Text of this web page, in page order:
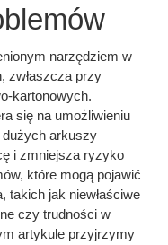
narzędziem w
zwłaszcza przy
kartonowych.
się na umożliwieniu
dużych arkuszy
i zmniejsza ryzyko
które mogą pojawić
takich jak niewłaściwe
czy trudności w
artykule przyjrzymy